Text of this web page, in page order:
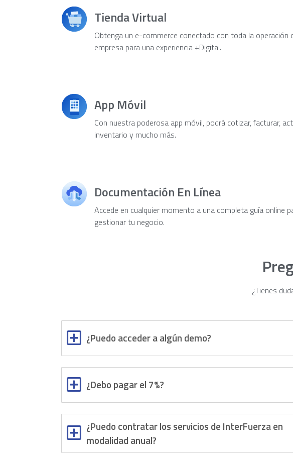
Tienda Virtual
Obtenga un e-commerce conectado con toda la operación
empresa para una experiencia +Digital.
App Móvil
Con nuestra poderosa app móvil, podrá cotizar, facturar,
inventario y mucho más.
Documentación En Línea
Accede en cualquier momento a una completa guía online
gestionar tu negocio.
¿Tienes
¿Puedo acceder a algún demo?
¿Debo pagar el 7%?
¿Puedo contratar los servicios de InterFuerza en
modalidad anual?